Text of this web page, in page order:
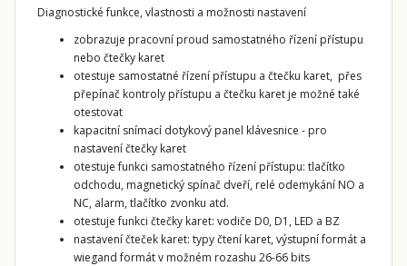
Diagnostické funkce, vlastnosti a možnosti nastavení
zobrazuje pracovní proud samostatného řízení přístupu
nebo čtečky karet
otestuje samostatné řízení přístupu a čtečku karet, přes
přepínač kontroly přístupu a čtečku karet je možné také
otestovat
kapacitní snímací dotykový panel klávesnice - pro
nastavení čtečky karet
otestuje funkci samostatného řízení přístupu: tlačítko
odchodu, magnetický spínač dveří, relé odemykání NO a
NC, alarm, tlačítko zvonku atd.
otestuje funkci čtečky karet: vodiče D0, D1, LED a BZ
nastavení čteček karet: typy čtení karet, výstupní formát a
wiegand formát v možném rozashu 26-66 bits